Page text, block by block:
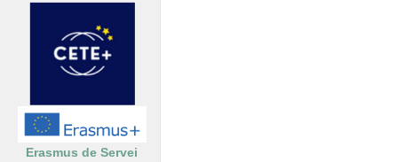
Erasmus de Servei